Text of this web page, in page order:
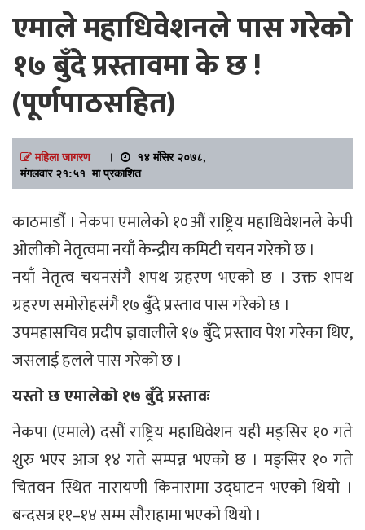
एमाले महाधिवेशनले पास गरेको
१७ बुँदे प्रस्तावमा के छ !
(पूर्णपाठसहित)
महिला जागरण।
१४ मंसिर २०७८,
मंगलवार २१:५१ मा प्रकाशित
काठमाडौं । नेकपा एमालेको १०औं राष्ट्रिय महाधिवेशनले केपी
ओलीको नेतृत्वमा नयाँ केन्द्रीय कमिटी चयन गरेको छ ।
नयाँ नेतृत्व चयनसंगै शपथ ग्रहरण भएको छ । उक्त शपथ
ग्रहरण समोरोहसंगै १७ बुँदे प्रस्ताव पास गरेको छ ।
उपमहासचिव प्रदीप ज्ञवालीले १७ बुँदे प्रस्ताव पेश गरेका थिए,
जसलाई हलले पास गरेको छ ।
यस्तो छ एमालेको १७ बुँदे प्रस्तावः
नेकपा (एमाले) दसौं राष्ट्रिय महाधिवेशन यही मङ्सिर १० गते
शुरु भएर आज १४ गते सम्पन्न भएको छ । मङ्सिर १० गते
चितवन स्थित नारायणी किनारामा उद्घाटन भएको थियो ।
बन्दसत्र ११–१४ सम्म सौराहामा भएको थियो ।